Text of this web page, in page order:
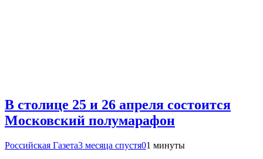
В столице 25 и 26 апреля состоится
Московский полумарафон
Российская Газета3 месяца спустя01 минуты